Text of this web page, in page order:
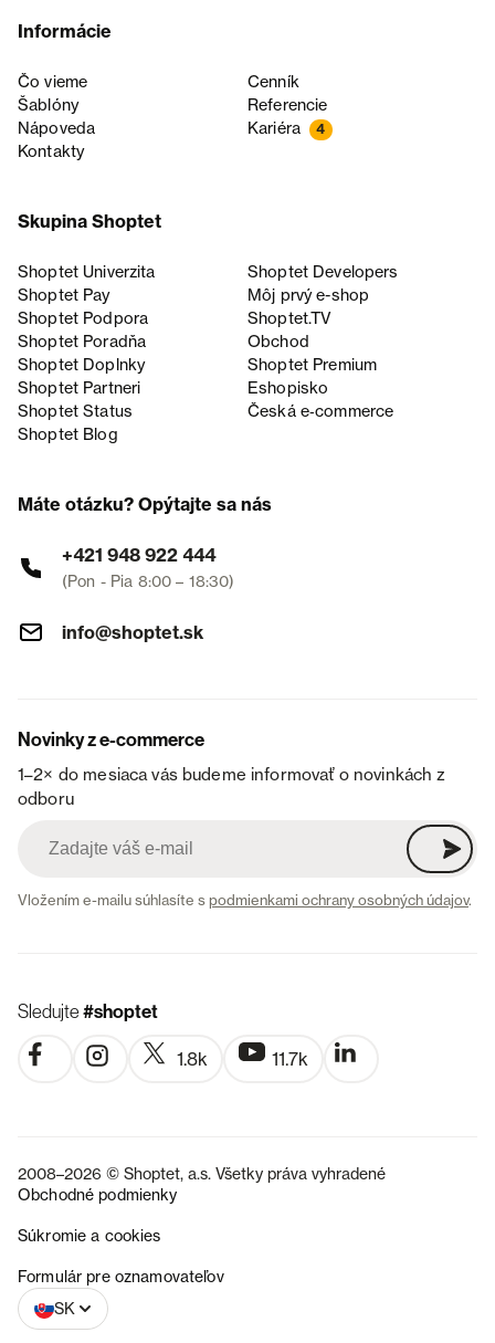
Informácie
Čo vieme
Cenník
Šablóny
Referencie
Nápoveda
Kariéra 4
Kontakty
Skupina Shoptet
Shoptet Univerzita
Shoptet Developers
Shoptet Pay
Môj prvý e-shop
Shoptet Podpora
Shoptet.TV
Shoptet Poradňa
Obchod
Shoptet Doplnky
Shoptet Premium
Shoptet Partneri
Eshopisko
Shoptet Status
Česká e‑commerce
Shoptet Blog
Máte otázku? Opýtajte sa nás
+421 948 922 444
(Pon - Pia 8:00 – 18:30)
info@shoptet.sk
Novinky z e-commerce
1–2× do mesiaca vás budeme informovať o novinkách z
odboru
Vložením e-mailu súhlasíte spodmienkami ochrany osobných údajov.
Sledujte#shoptet
1.8k 11.7k
2008–2026 © Shoptet, a.s. Všetky práva vyhradené
Obchodné podmienky
Súkromie a cookies
Formulár pre oznamovateľov
SK